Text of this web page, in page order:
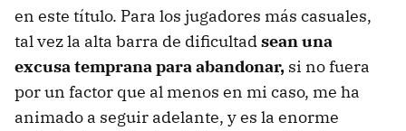
en este título. Para los jugadores más casuales,
tal vez la alta barra de dificultadsean una
excusa temprana para abandonar, si no fuera
por un factor que al menos en mi caso, me ha
animado a seguir adelante, y es la enorme